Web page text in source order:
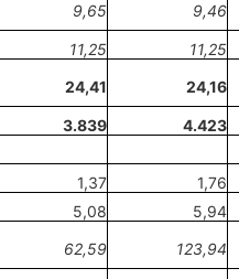
9,65 9,46
11,25 11,25
24,41 24,16
3.839 4.423
1,37 1,76
5,08 5,94
62,59 123,94